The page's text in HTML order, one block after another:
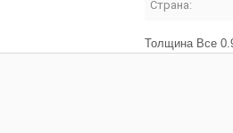
Страна:
Толщина Все